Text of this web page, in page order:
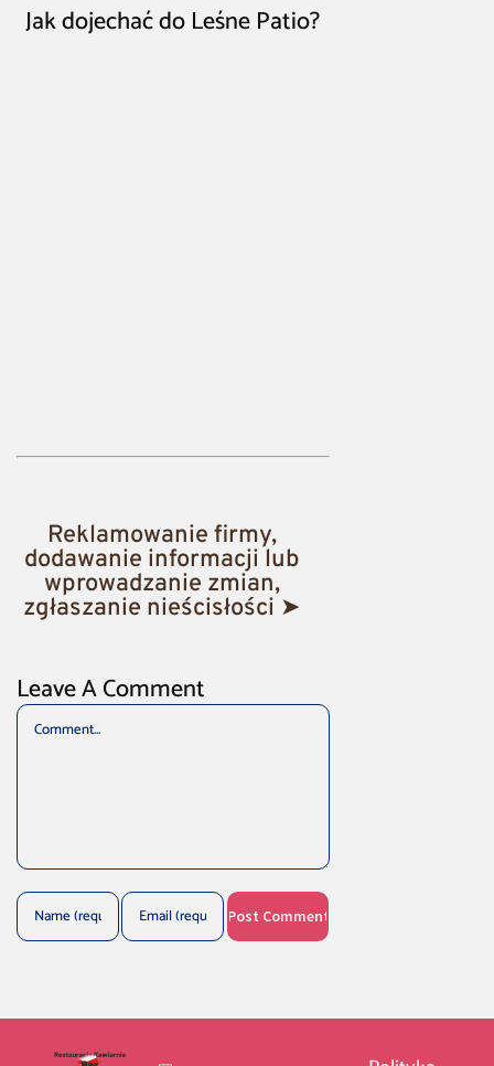
Jak dojechać do Leśne Patio?
Reklamowanie firmy,
dodawanie informacji lub
wprowadzanie zmian,
zgłaszanie nieścisłości ➤
Leave A Comment
Comment